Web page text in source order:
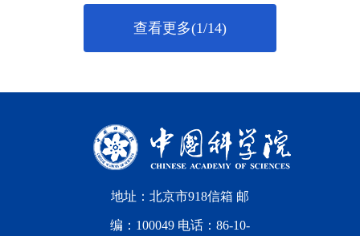
查看更多(1/14)
地址：北京市918信箱 邮
编：100049 电话：86-10-